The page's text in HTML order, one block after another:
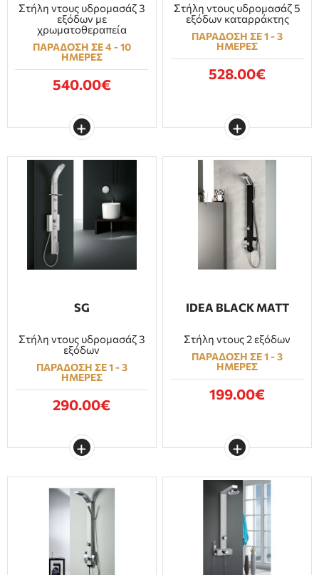
Στήλη ντους υδρομασάζ 3
εξόδων με
χρωματοθεραπεία
ΠΑΡΑΔΟΣΗ ΣΕ 4 - 10
ΗΜΕΡΕΣ
540.00€
Στήλη ντους υδρομασάζ 5
εξόδων καταρράκτης
ΠΑΡΑΔΟΣΗ ΣΕ 1 - 3
ΗΜΕΡΕΣ
528.00€
SG
Στήλη ντους υδρομασάζ 3
εξόδων
ΠΑΡΑΔΟΣΗ ΣΕ 1 - 3
ΗΜΕΡΕΣ
290.00€
IDEA BLACK MATT
Στήλη ντους 2 εξόδων
ΠΑΡΑΔΟΣΗ ΣΕ 1 - 3
ΗΜΕΡΕΣ
199.00€